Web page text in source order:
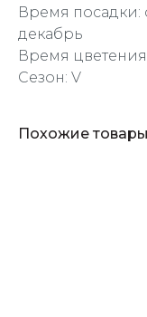
Время посадки:
декабрь
Время
Сезон: V
Похожие товары